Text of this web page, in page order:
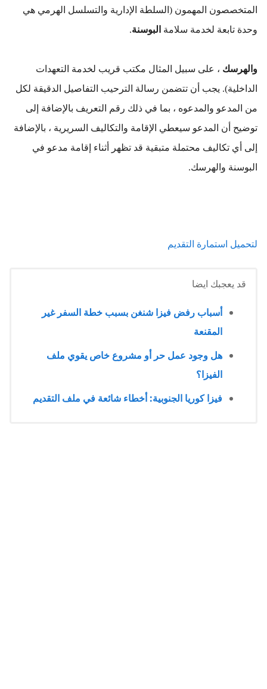
وحدة تابعة لخدمة سلامة البوسنة.
والهرسك
الداخلية).
البوسنة والهرسك.
لتحميل استمارة التقديم
قد يعجبك ايضا
أسباب رفض فيزا شنغن بسبب خطة السفر غير
المقنعة
هل وجود عمل حر أو مشروع خاص يقوي ملف
الفيزا؟
فيزا كوريا الجنوبية: أخطاء شائعة في ملف التقديم